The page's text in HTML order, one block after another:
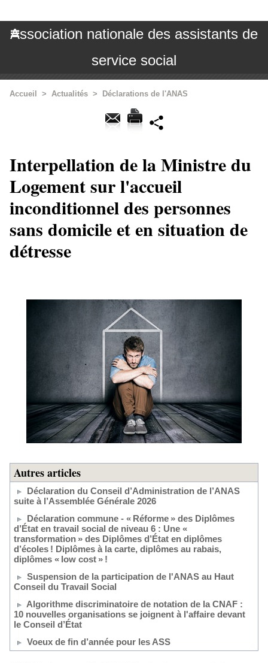
Association nationale des assistants de
service social
Accueil > Actualités > Déclarations de l'ANAS
Interpellation de la Ministre du
Logement sur l'accueil
inconditionnel des personnes
sans domicile et en situation de
détresse
Autres articles
Déclaration du Conseil d’Administration de l’ANAS
suite à l’Assemblée Générale 2026
Déclaration commune - « Réforme » des Diplômes
d’État en travail social de niveau 6 : Une «
transformation » des Diplômes d’État en diplômes
d’écoles ! Diplômes à la carte, diplômes au rabais,
diplômes « low cost » !
Suspension de la participation de l'ANAS au Haut
Conseil du Travail Social
Algorithme discriminatoire de notation de la CNAF :
10 nouvelles organisations se joignent à l'affaire devant
le Conseil d’État
Voeux de fin d’année pour les ASS